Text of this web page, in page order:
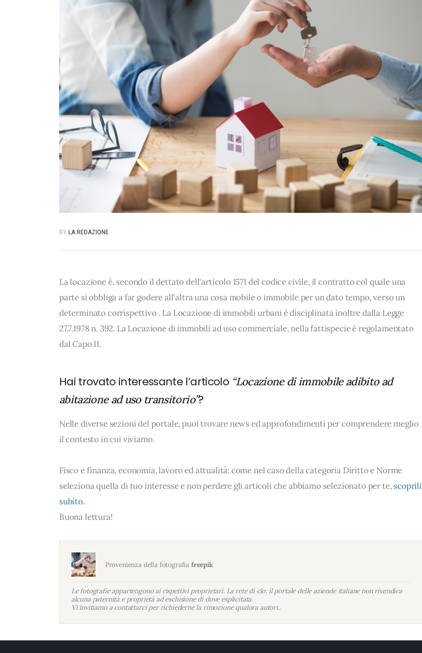
BY LA REDAZIONE
La locazione è, secondo il dettato dell'articolo 1571 del codice civile, il contratto col quale una
parte si obbliga a far godere all'altra una cosa mobile o immobile per un dato tempo, verso un
determinato corrispettivo . La Locazione di immobili urbani è disciplinata inoltre dalla Legge
27.7.1978 n. 392. La Locazione di immobili ad uso commerciale, nella fattispecie è regolamentato
dal Capo II.
Hai trovato interessante l’articolo “Locazione di immobile adibito ad
abitazione ad uso transitorio”?
Nelle diverse sezioni del portale, puoi trovare news ed approfondimenti per comprendere meglio
il contesto in cui viviamo.
Fisco e finanza, economia, lavoro ed attualità: come nel caso della categoria Diritto e Norme
seleziona quella di tuo interesse e non perdere gli articoli che abbiamo selezionato per te,scoprili
subito.
Buona lettura!
Provenienza della fotografia freepik
Le fotografie appartengono ai rispettivi proprietari. La rete di clo: il portale delle aziende italiane non rivendica
alcuna paternità e proprietà ad esclusione di dove esplicitata.
Vi invitiamo a contattarci per richiederne la rimozione qualora autori..